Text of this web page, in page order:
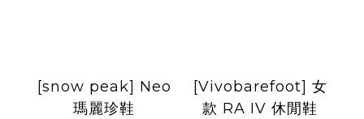
[snow peak] Neo
瑪麗珍鞋
[Vivobarefoot] 女
款 RA IV 休閒鞋